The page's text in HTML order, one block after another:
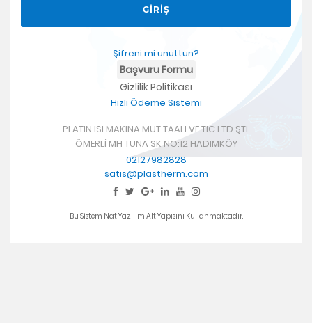
GIRIŞ
Şifreni mi unuttun?
Başvuru Formu
Gizlilik Politikası
Hızlı Ödeme Sistemi
PLATİN ISI MAKİNA MÜT TAAH VE TİC LTD ŞTİ.
ÖMERLİ MH TUNA SK NO:12 HADIMKÖY
02127982828
satis@plastherm.com
Bu Sistem Nat Yazılım Alt Yapısını Kullanmaktadır.